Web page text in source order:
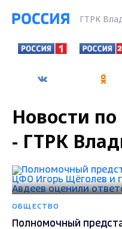
ГТРК
Новости
- ГТРК
ОБЩЕСТВО
Полномочный